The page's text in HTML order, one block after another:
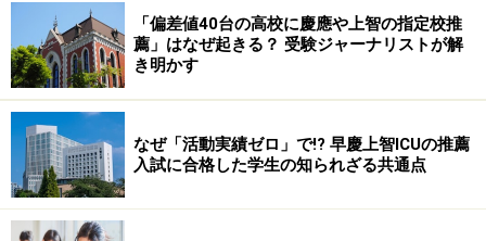
次の通りです。
＜推薦入試＞
■1月16日（土）
大垣日本大学（奨学生・チャレンジ入試単願）、※岐阜
聖徳学園、高山西（特待・推薦）、多治見西、帝京大学
可児、美濃加茂（一般学業奨学生試験を含む）
「偏差値40台の高校に慶應や上智の指定校推
薦」はなぜ起きる？ 受験ジャーナリストが解
き明かす
なぜ「活動実績ゼロ」で!? 早慶上智ICUの推薦
入試に合格した学生の知られざる共通点